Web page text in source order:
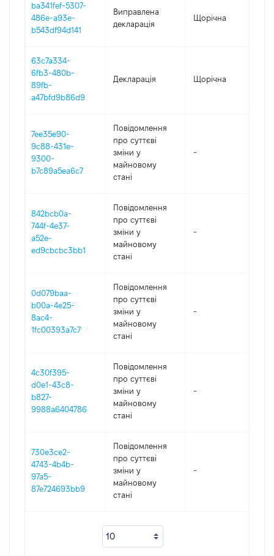
ba341fef-5307-
486e-a93e-
b543df94d141
Виправлена
декларація
Щорічна
63c7a334-
6fb3-480b-
89fb-
a47bfd9b86d9
Декларація Щорічна
7ee35e90-
9c88-431e-
9300-
b7c89a5ea6c7
Повідомлення
про суттєві
зміни y
майновому
стані
-
842bcb0a-
744f-4e37-
a52e-
ed9cbcbc3bb1
Повідомлення
про суттєві
зміни y
майновому
стані
-
0d079baa-
b00a-4e25-
8ac4-
1fc00393a7c7
Повідомлення
про суттєві
зміни y
майновому
стані
-
4c30f395-
d0e1-43c8-
b827-
9988a6404786
Повідомлення
про суттєві
зміни y
майновому
стані
-
730e3ce2-
4743-4b4b-
97a5-
87e724693bb9
Повідомлення
про суттєві
зміни y
майновому
стані
-